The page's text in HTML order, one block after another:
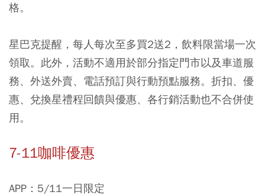
格。
星巴克提醒，每人每次至多買2送2，飲料限當場一次
領取。此外，活動不適用於部分指定門市以及車道服
務、外送外賣、電話預訂與行動預點服務。折扣、優
惠、兌換星禮程回饋與優惠、各行銷活動也不合併使
用。
7-11咖啡優惠
APP：5/11一日限定